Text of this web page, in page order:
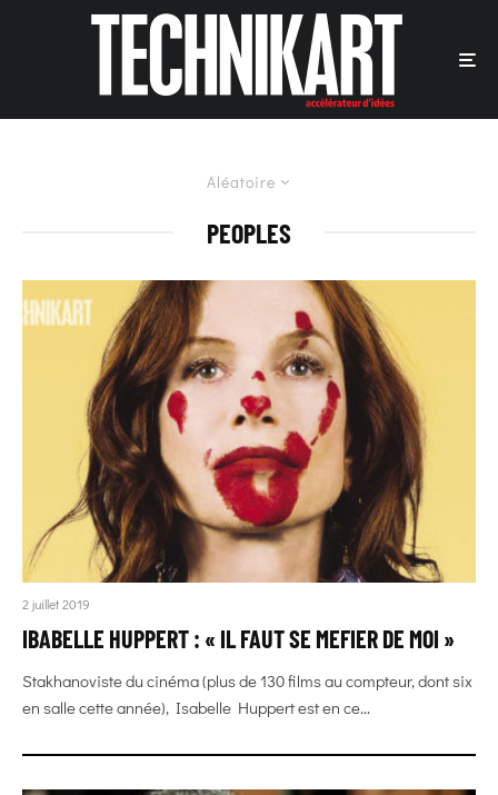
Aléatoire
PEOPLES
2 juillet 2019
IBABELLE HUPPERT : « IL FAUT SE MEFIER DE MOI »
Stakhanoviste du cinéma (plus de 130 films au compteur, dont six
en salle cette année), Isabelle Huppert est en ce...